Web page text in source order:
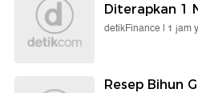
Diterapkan 1
detikFinance | 1 jam
Resep Bihun